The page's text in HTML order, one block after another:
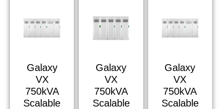
Galaxy
VX
750kVA
Scalable
Galaxy
VX
750kVA
Scalable
Galaxy
VX
750kVA
Scalable